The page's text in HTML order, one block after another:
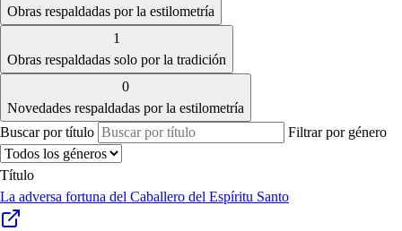
Obras respaldadas por la estilometría
1
Obras respaldadas solo por la tradición
0
Novedades respaldadas por la estilometría
Buscar por título
Filtrar por género
Título
La adversa fortuna del Caballero del Espíritu Santo